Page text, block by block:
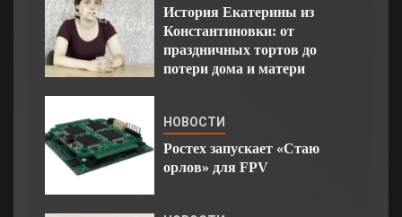
История Екатерины из
Константиновки: от
праздничных тортов до
потери дома и матери
НОВОСТИ
Ростех запускает «Стаю
орлов» для FPV